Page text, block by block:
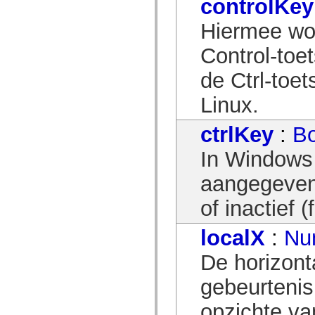
controlKey
Hiermee
Control-
de Ctrl-
Linux.
ctrlKey :
In
of inactief
localX :
De